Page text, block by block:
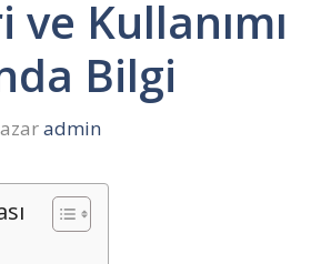
ve Kullanımı
Bilgi
admin